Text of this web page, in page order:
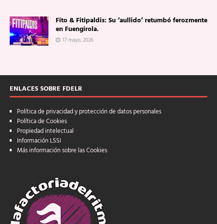
Fito & Fitipaldis: Su ‘aullido’ retumbó ferozmente
en Fuengirola.
17 mayo, 2026
ENLACES SOBRE FDELR
Política de privacidad y protección de datos personales
Política de Cookies
Propiedad intelectual
Información LSSI
Más información sobre las Cookies